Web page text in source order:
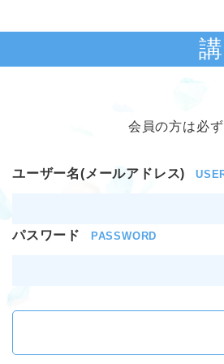
会員の方は必
ユーザー名(メールアドレス)
パスワード PASSWORD